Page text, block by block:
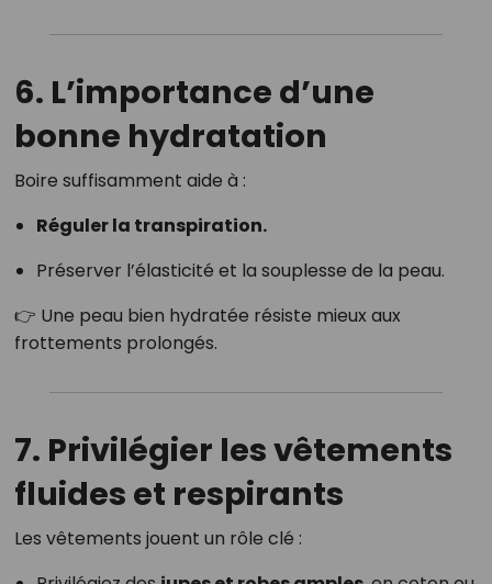
6. L’importance d’une
bonne hydratation
Boire suffisamment aide à :
Réguler la transpiration.
Préserver l’élasticité et la souplesse de la peau.
👉 Une peau bien hydratée résiste mieux aux
frottements prolongés.
7. Privilégier les vêtements
fluides et respirants
Les vêtements jouent un rôle clé :